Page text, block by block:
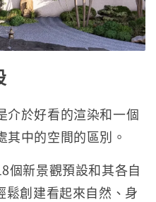
介於好看的渲染和一個
中的空間的區別。
個新景觀預設和其各自
鬆創建看起來自然、身